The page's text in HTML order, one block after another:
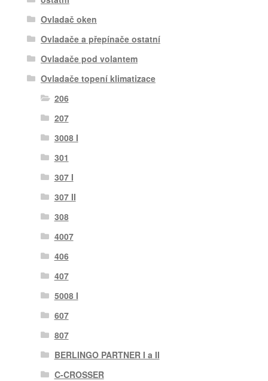
Ovladač oken
Ovladače a přepínače ostatní
Ovladače pod volantem
Ovladače topení klimatizace
206
207
3008 I
301
307 I
307 II
308
4007
406
407
5008 I
607
807
BERLINGO PARTNER I a II
C-CROSSER